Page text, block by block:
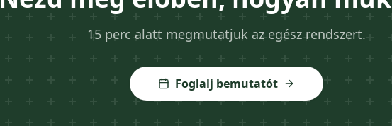
15 perc alatt megmutatjuk az egész rendszert.
Foglalj bemutatót